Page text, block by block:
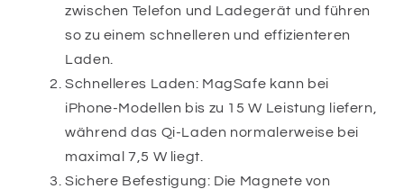
zwischen Telefon und Ladegerät und führen
so zu einem schnelleren und effizienteren
Laden.
Schnelleres Laden: MagSafe kann bei
iPhone-Modellen bis zu 15 W Leistung liefern,
während das Qi-Laden normalerweise bei
maximal 7,5 W liegt.
Sichere Befestigung: Die Magnete von